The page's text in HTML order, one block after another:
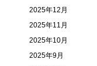
2025年12月
2025年11月
2025年10月
2025年9月